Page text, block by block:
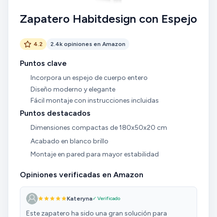
Zapatero Habitdesign con Espejo
4.2 2.4k opiniones en Amazon
Puntos clave
Incorpora un espejo de cuerpo entero
Diseño moderno y elegante
Fácil montaje con instrucciones incluidas
Puntos destacados
Dimensiones compactas de 180x50x20 cm
Acabado en blanco brillo
Montaje en pared para mayor estabilidad
Opiniones verificadas en Amazon
Kateryna✓ Verificado
Este zapatero ha sido una gran solución para